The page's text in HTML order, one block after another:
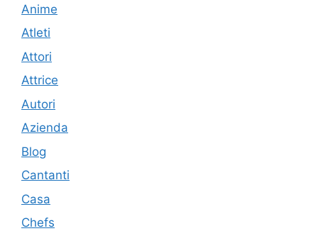
Anime
Atleti
Attori
Attrice
Autori
Azienda
Blog
Cantanti
Casa
Chefs